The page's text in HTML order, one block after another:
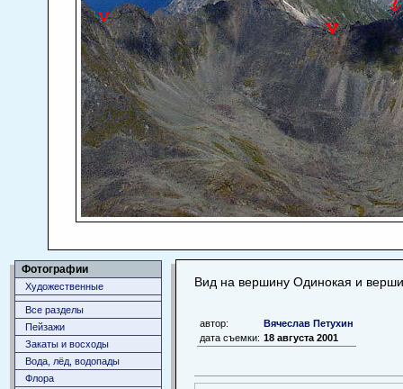
Фотографии
Художественные
Все разделы
Пейзажи
Закаты и восходы
Вода, лёд, водопады
Флора
Вид на вершину Одинокая и
автор:
Вячеслав Петухин
дата съемки: 18 августа 2001